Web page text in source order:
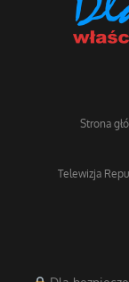
Strona
Telewizja